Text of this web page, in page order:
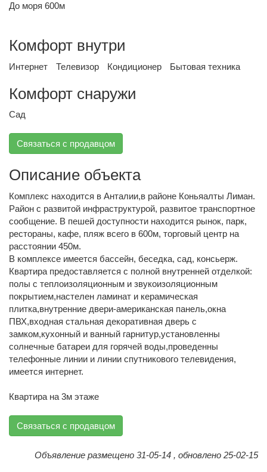
До моря 600м
Комфорт внутри
Интернет Телевизор Кондиционер Бытовая техника
Комфорт снаружи
Сад
Связаться с продавцом
Описание объекта
Комплекс находится в Анталии,в районе Коньяалты Лиман.
Район с развитой инфраструктурой, развитое транспортное
сообщение. В пешей доступности находится рынок, парк,
рестораны, кафе, пляж всего в 600м, торговый центр на
расстоянии 450м.
В комплексе имеется бассейн, беседка, сад, консьерж.
Квартира предоставляется с полной внутренней отделкой:
полы с теплоизоляционным и звукоизоляционным
покрытием,настелен ламинат и керамическая
плитка,внутренние двери-американская панель,окна
ПВХ,входная стальная декоративная дверь с
замком,кухонный и ванный гарнитур,установленны
солнечные батареи для горячей воды,проведенны
телефонные линии и линии спутникового телевидения,
имеется интернет.
Квартира на 3м этаже
Связаться с продавцом
Объявление размещено 31-05-14 , обновлено 25-02-15